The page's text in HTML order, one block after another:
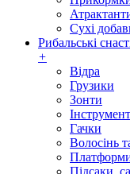
Сухі
Рибальські
+
Відра
Грузики
Зонти
Гачки
Волосінь
Платформи
Підсаки,